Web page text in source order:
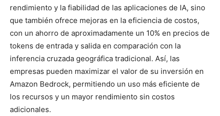
rendimiento y la fiabilidad de las aplicaciones de IA, sino
que también ofrece mejoras en la eficiencia de costos,
con un ahorro de aproximadamente un 10% en precios de
tokens de entrada y salida en comparación con la
inferencia cruzada geográfica tradicional. Así, las
empresas pueden maximizar el valor de su inversión en
Amazon Bedrock, permitiendo un uso más eficiente de
los recursos y un mayor rendimiento sin costos
adicionales.